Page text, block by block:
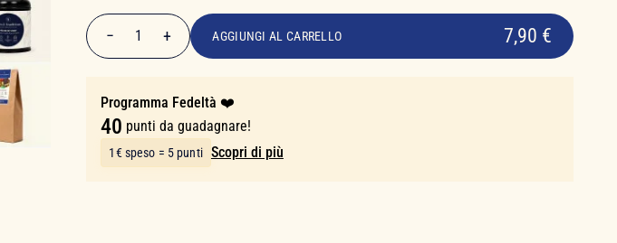
7,90 €
− 1 +
Quantità
AGGIUNGI AL CARRELLO 7,90 €
Programma Fedeltà ❤️
40 punti da guadagnare!
1€ speso = 5 punti Scopri di più